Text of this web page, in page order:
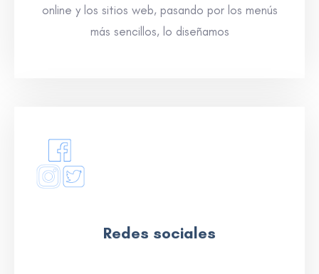
online y los sitios web, pasando por los menús
más sencillos, lo diseñamos
Redes sociales